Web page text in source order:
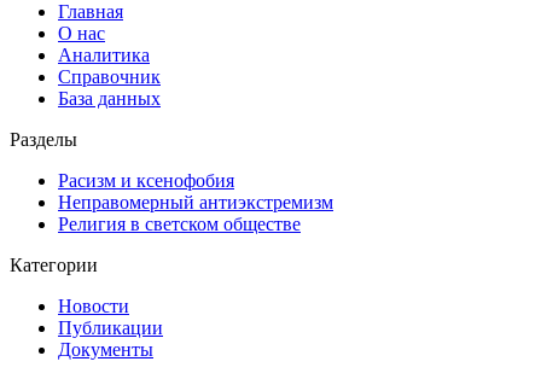
Главная
О нас
Аналитика
Справочник
База данных
Разделы
Расизм и ксенофобия
Неправомерный антиэкстремизм
Религия в светском обществе
Категории
Новости
Публикации
Документы